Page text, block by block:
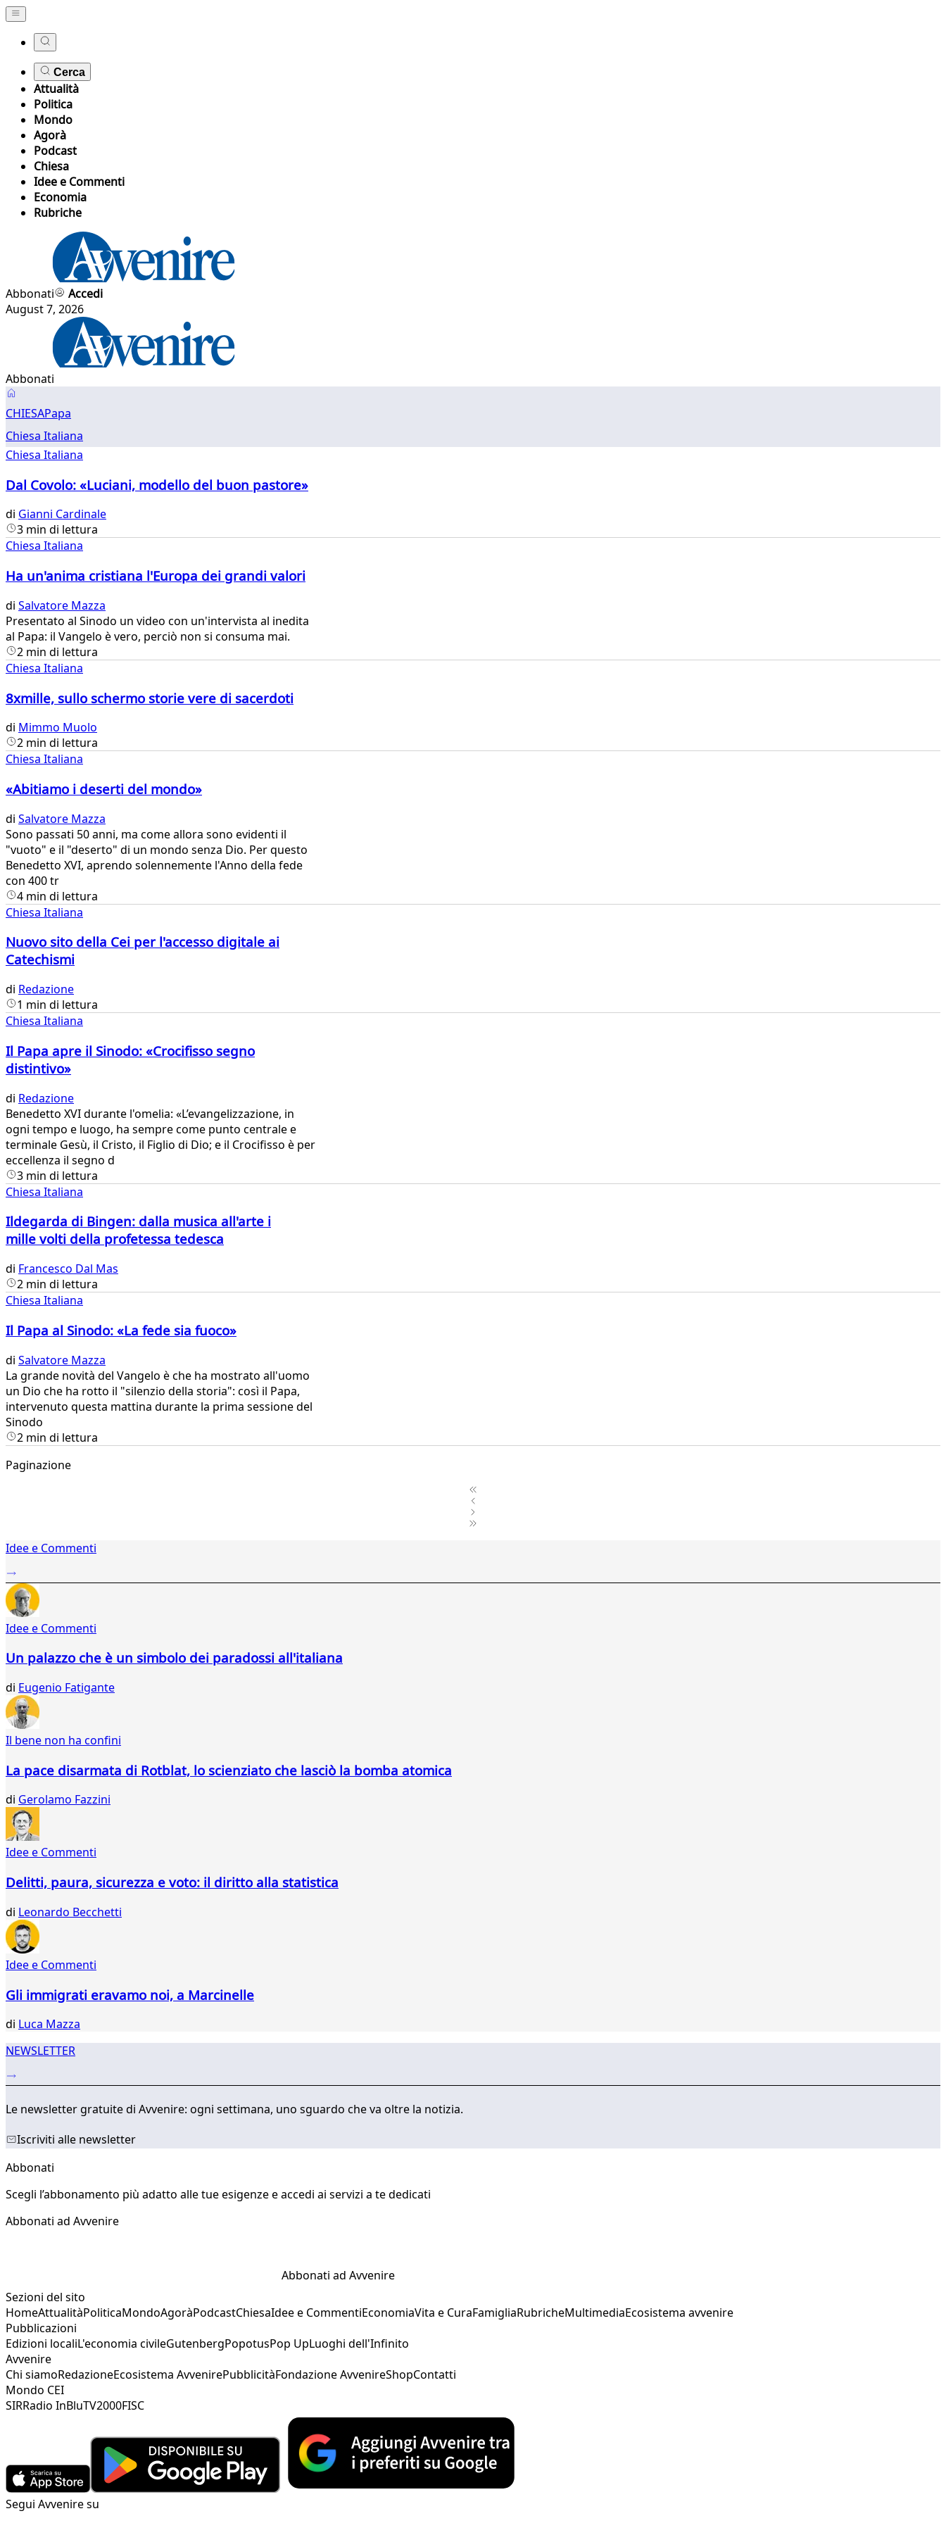
Cerca
Attualità
Politica
Mondo
Agorà
Podcast
Chiesa
Idee e Commenti
Economia
Rubriche
Abbonati
Accedi
August 7, 2026
Abbonati
Chiesa
CHIESAPapa
Chiesa Italiana
Chiesa Italiana
Dal Covolo: «Luciani, modello del buon pastore»
di Gianni Cardinale
3 min di lettura
Chiesa Italiana
Ha un'anima cristiana l'Europa dei grandi valori
di Salvatore Mazza
​Presentato al Sinodo un video con un'intervista al inedita
al Papa: il Vangelo è vero, perciò non si consuma mai.
2 min di lettura
Chiesa Italiana
8xmille, sullo schermo storie vere di sacerdoti
di Mimmo Muolo
2 min di lettura
Chiesa Italiana
«Abitiamo i deserti del mondo»
di Salvatore Mazza
Sono passati 50 anni, ma come allora sono evidenti il
"vuoto" e il "deserto" di un mondo senza Dio. Per questo
Benedetto XVI, aprendo solennemente l'Anno della fede
con 400 tr
4 min di lettura
Chiesa Italiana
Nuovo sito della Cei per l'accesso digitale ai
Catechismi
di Redazione
1 min di lettura
Chiesa Italiana
Il Papa apre il Sinodo: «Crocifisso segno
distintivo»
di Redazione
Benedetto XVI durante l'omelia: «L’evangelizzazione, in
ogni tempo e luogo, ha sempre come punto centrale e
terminale Gesù, il Cristo, il Figlio di Dio; e il Crocifisso è per
eccellenza il segno d
3 min di lettura
Chiesa Italiana
Ildegarda di Bingen: dalla musica all'arte i
mille volti della profetessa tedesca
di Francesco Dal Mas
2 min di lettura
Chiesa Italiana
Il Papa al Sinodo: «La fede sia fuoco»
di Salvatore Mazza
​La grande novità del Vangelo è che ha mostrato all'uomo
un Dio che ha rotto il "silenzio della storia": così il Papa,
intervenuto questa mattina durante la prima sessione del
Sinodo
2 min di lettura
Paginazione
2
...
Idee e Commenti
Idee e Commenti
Un palazzo che è un simbolo dei paradossi all'italiana
di Eugenio Fatigante
Il bene non ha confini
La pace disarmata di Rotblat, lo scienziato che lasciò la bomba atomica
di Gerolamo Fazzini
Idee e Commenti
Delitti, paura, sicurezza e voto: il diritto alla statistica
di Leonardo Becchetti
Idee e Commenti
Gli immigrati eravamo noi, a Marcinelle
di Luca Mazza
NEWSLETTER
Le newsletter gratuite di Avvenire: ogni settimana, uno sguardo che va oltre la notizia.
Iscriviti alle newsletter
Abbonati
Scegli l’abbonamento più adatto alle tue esigenze e accedi ai servizi a te dedicati
Abbonati ad Avvenire
Abbonati ad Avvenire
Sezioni del sito
HomeAttualitàPoliticaMondoAgoràPodcastChiesaIdee e CommentiEconomiaVita e CuraFamigliaRubricheMultimediaEcosistema avvenire
Pubblicazioni
Edizioni localiL'economia civileGutenbergPopotusPop UpLuoghi dell'Infinito
Avvenire
Chi siamoRedazioneEcosistema AvvenirePubblicitàFondazione AvvenireShopContatti
Mondo CEI
SIRRadio InBluTV2000FISC
Segui Avvenire su